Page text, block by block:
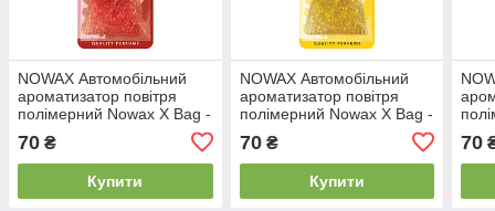
NOWAX Автомобільний
ароматизатор повітря
полімерний Nowax X Bag -
70 ₴
Купити
NOWAX Автомобільний
ароматизатор повітря
полімерний Nowax X Bag -
70₴
Купити
70